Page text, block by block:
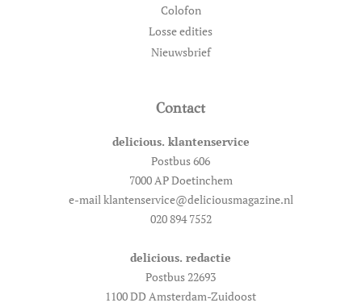
Colofon
Losse edities
Nieuwsbrief
Contact
delicious. klantenservice
Postbus 606
7000 AP Doetinchem
e-mail klantenservice@deliciousmagazine.nl
020 894 7552
delicious. redactie
Postbus 22693
1100 DD Amsterdam-Zuidoost